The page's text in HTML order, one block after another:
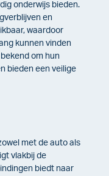
onderwijs bieden.
en
waardoor
kunnen vinden
om hun
bieden een veilige
met de auto als
vlakbij de
biedt naar